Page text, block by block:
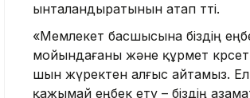
ынталандыратынын атап өтті.
«Мемлекет басшысына біздің
мойындағаны және құрмет
шын жүректен алғыс айтамыз. Ел
қажымай еңбек ету – біздің